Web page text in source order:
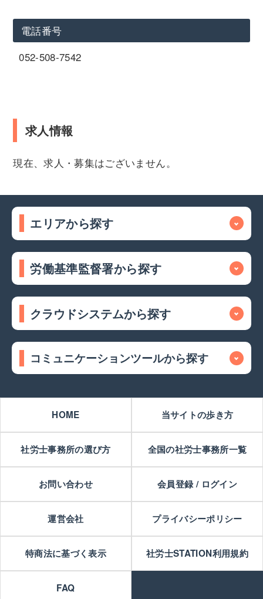
電話番号
052-508-7542
求人情報
現在、求人・募集はございません。
エリアから探す
労働基準監督署から探す
クラウドシステムから探す
コミュニケーションツールから探す
HOME 当サイトの歩き方
社労士事務所の選び方 全国の社労士事務所一覧
お問い合わせ 会員登録 / ログイン
運営会社 プライバシーポリシー
特商法に基づく表示 社労士STATION利用規約
FAQ